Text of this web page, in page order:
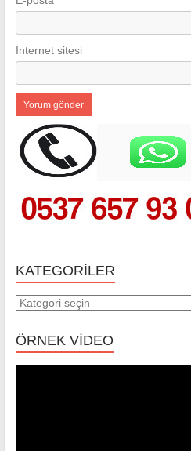
İnternet sitesi
KATEGORILER
Kategoriler
ÖRNEK VİDEO